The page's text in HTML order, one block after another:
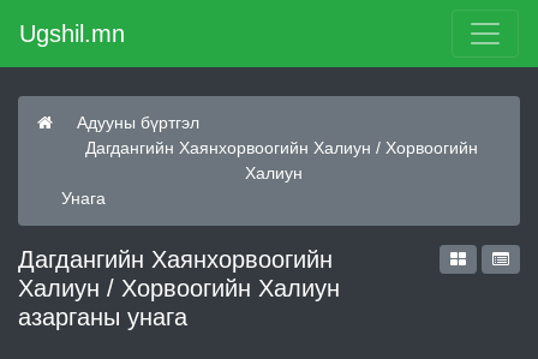
Ugshil.mn
Адууны бүртгэл
Дагдангийн Хаянхорвоогийн Халиун / Хорвоогийн
Халиун
Унага
Дагдангийн Хаянхорвоогийн
Халиун / Хорвоогийн Халиун
азарганы унага